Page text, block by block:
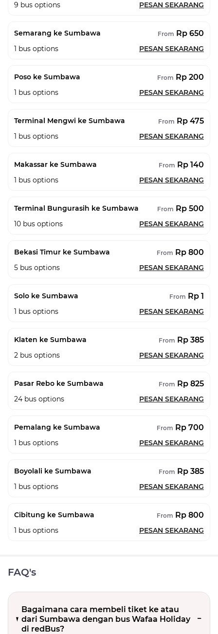
9 bus options PESAN SEKARANG
Semarang ke Sumbawa From Rp 650
1 bus options PESAN SEKARANG
Poso ke Sumbawa From Rp 200
1 bus options PESAN SEKARANG
Terminal Mengwi ke Sumbawa From Rp 475
1 bus options PESAN SEKARANG
Makassar ke Sumbawa From Rp 140
1 bus options PESAN SEKARANG
Terminal Bungurasih ke Sumbawa From Rp 500
10 bus options PESAN SEKARANG
Bekasi Timur ke Sumbawa From Rp 800
5 bus options PESAN SEKARANG
Solo ke Sumbawa From Rp 1
1 bus options PESAN SEKARANG
Klaten ke Sumbawa From Rp 385
2 bus options PESAN SEKARANG
Pasar Rebo ke Sumbawa From Rp 825
24 bus options PESAN SEKARANG
Pemalang ke Sumbawa From Rp 700
1 bus options PESAN SEKARANG
Boyolali ke Sumbawa From Rp 385
1 bus options PESAN SEKARANG
Cibitung ke Sumbawa From Rp 800
1 bus options PESAN SEKARANG
FAQ's
Bagaimana cara membeli tiket ke atau
dari Sumbawa dengan bus Wafaa Holiday
di redBus?